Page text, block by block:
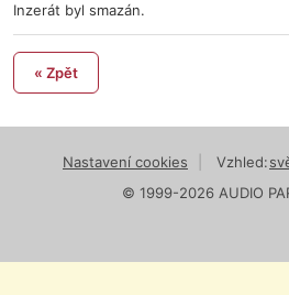
Inzerát byl smazán.
« Zpět
Nastavení cookies Vzhled:
© 1999-2026 AUDIO